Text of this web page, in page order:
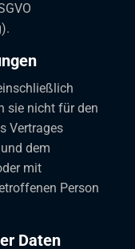
sie nicht für den
Vertrages
dem
mit
Person
Daten